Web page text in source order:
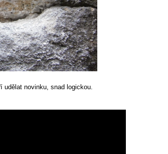
udělat novinku, snad logickou.